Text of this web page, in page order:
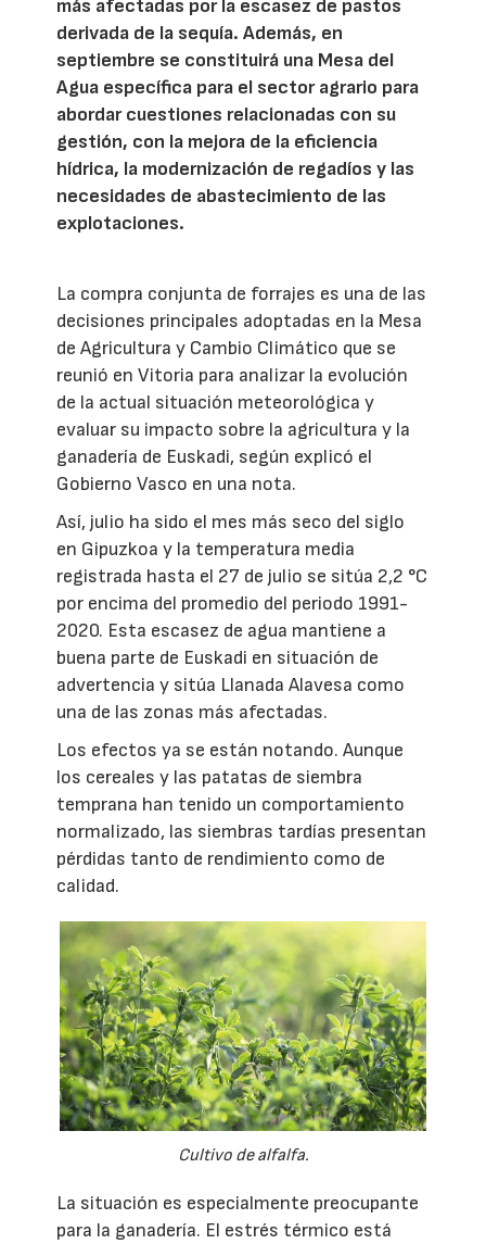
más afectadas por la escasez de pastos
derivada de la sequía. Además, en
septiembre se constituirá una Mesa del
Agua específica para el sector agrario para
abordar cuestiones relacionadas con su
gestión, con la mejora de la eficiencia
hídrica, la modernización de regadíos y las
necesidades de abastecimiento de las
explotaciones.
La compra conjunta de forrajes es una de las
decisiones principales adoptadas en la Mesa
de Agricultura y Cambio Climático que se
reunió en Vitoria para analizar la evolución
de la actual situación meteorológica y
evaluar su impacto sobre la agricultura y la
ganadería de Euskadi, según explicó el
Gobierno Vasco en una nota.
Así, julio ha sido el mes más seco del siglo
en Gipuzkoa y la temperatura media
registrada hasta el 27 de julio se sitúa 2,2 °C
por encima del promedio del periodo 1991-
2020. Esta escasez de agua mantiene a
buena parte de Euskadi en situación de
advertencia y sitúa Llanada Alavesa como
una de las zonas más afectadas.
Los efectos ya se están notando. Aunque
los cereales y las patatas de siembra
temprana han tenido un comportamiento
normalizado, las siembras tardías presentan
pérdidas tanto de rendimiento como de
calidad.
Cultivo de alfalfa.
La situación es especialmente preocupante
para la ganadería. El estrés térmico está